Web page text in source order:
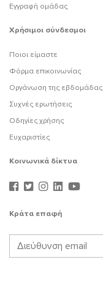
Εγγραφή ομάδας
Χρήσιμοι σύνδεσμοι
Ποιοι είμαστε
Φόρμα επικοινωνίας
Οργάνωση της εβδομάδας
Συχνές ερωτήσεις
Οδηγίες χρήσης
Ευχαριστίες
Κοινωνικά δίκτυα
Κράτα επαφή